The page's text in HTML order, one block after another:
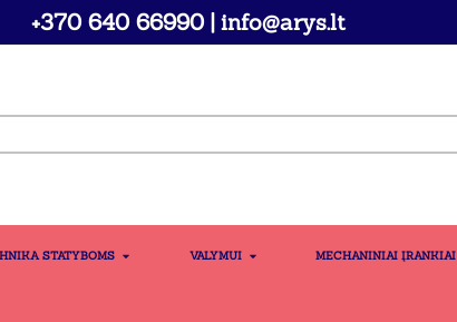
+370 640 66990 | info@arys.lt
STATYBOMS VALYMUI MECHANINIAI ĮRANKIAI